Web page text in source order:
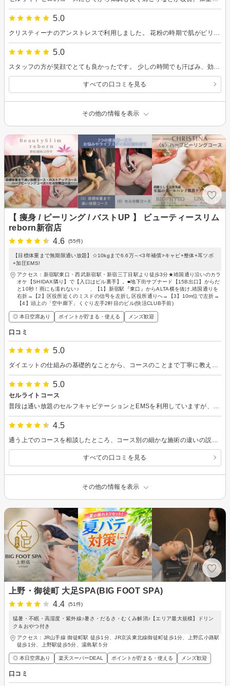
5.0
5.0
すべての口コミを見る
その他の情報を表示
【 痩身 / ピーリング / バストUP 】 ビューティースリム
reborn新宿店
4.6
(55件)
【目標体重まで無期限通い放題】☆10kgまで6.6万～<3年補償>キャビ+整体+耳ツボ
+加圧EMS!
アクセス：新宿駅東口・西武新宿駅・新宿三丁目駅より徒歩3分★靖国通り沿いのカラ
オケ【SHIDAX隣り】で【入口はビル裏手】。■地下街サブナード【15B出口】からだ
と10秒！雨にも濡れない♪ 、【1】新宿駅『東口』からALTA横を抜け,靖国通りを
右折→【2】区役所近くのミスドの信号を左折し区役所通りへ→【3】10m位で左折→
【4】頭上の「空中廊下」くぐり左手2軒目のビル(快活CLUB手前)
◎ 本日空席あり ポイントが貯まる・使える メンズ歓迎
口コミ
5.0
5.0
セルライトコース
4.5
すべての口コミを見る
その他の情報を表示
上野・御徒町 大足SPA(BIG FOOT SPA)
4.4
(51件)
猛暑・不眠・高湿度・紫外線♪暑さ・だるさ・むくみ解消♪【エリア最大規模】ドリン
ク＆おやつ付き
アクセス：JR山手線 御徒町駅 徒歩1分、JR京浜東北線御徒町徒歩1分、上野広小路駅
徒歩1分、上野駅徒歩5分、湯島駅５分
◎ 本日空席あり 楽天スーパーDEAL ポイントが貯まる・使える メンズ歓迎
口コミ